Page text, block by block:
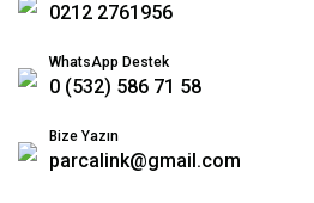
0212 2761956
WhatsApp Destek
0 (532) 586 71 58
Bize Yazın
parcalink@gmail.com